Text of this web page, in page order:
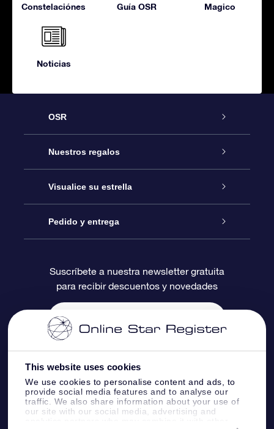
This website uses cookies
We use cookies to personalise content and ads, to
provide social media features and to analyse our
traffic. We also share information about your use of
our site with our social media, advertising and
Constelaciónes Guía OSR Magico
Noticias
OSR
Atención
Contáctanos
Blog
Reseñas
Nuestros regalos
Regalo Estrella Online
Paquete de Regalo OSR
Tarjeta de Regalo OSR
Regalos empresariales
Visualice su estrella
Registro estelar
Página de Estrella Personalizada
Un Millón de Estrellas
Aplicación de RV Llévame a las estrellas
Pedido y entrega
Información de Pago
Información de Envío
Constelaciones
Suscríbete a nuestra newsletter gratuita
para recibir descuentos y novedades